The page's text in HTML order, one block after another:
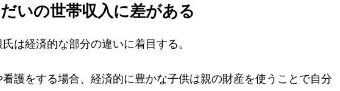
いの世帯収入に差がある
は経済的な部分の違いに着目する。
看護をする場合、経済的に豊かな子供は親の財産を使うことで自分